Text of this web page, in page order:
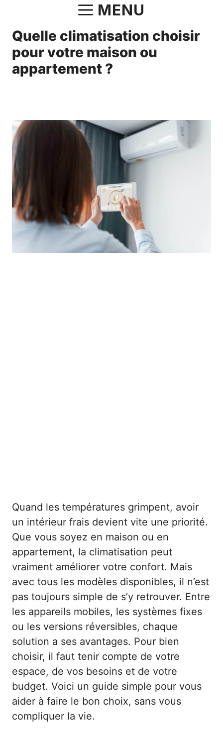
contenu
MENU
Quelle climatisation choisir
pour votre maison ou
appartement ?
Quand les températures grimpent, avoir
un intérieur frais devient vite une priorité.
Que vous soyez en maison ou en
appartement, la climatisation peut
vraiment améliorer votre confort. Mais
avec tous les modèles disponibles, il n’est
pas toujours simple de s’y retrouver. Entre
les appareils mobiles, les systèmes fixes
ou les versions réversibles, chaque
solution a ses avantages. Pour bien
choisir, il faut tenir compte de votre
espace, de vos besoins et de votre
budget. Voici un guide simple pour vous
aider à faire le bon choix, sans vous
compliquer la vie.